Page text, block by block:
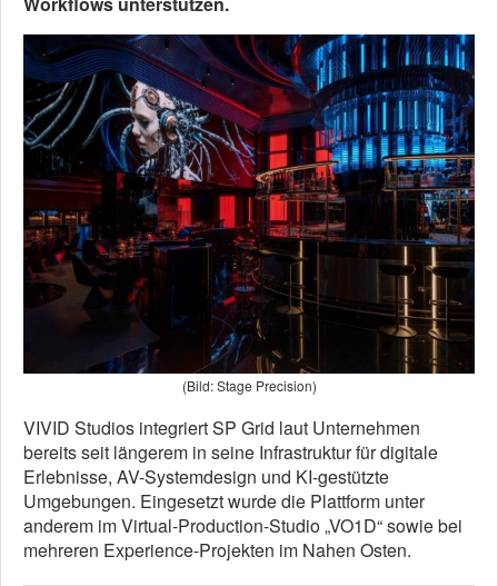
(Bild: Stage Precision)
VIVID Studios integriert SP Grid laut Unternehmen
bereits seit längerem in seine Infrastruktur für digitale
Erlebnisse, AV-Systemdesign und KI-gestützte
Umgebungen. Eingesetzt wurde die Plattform unter
anderem im Virtual-Production-Studio „VO1D“ sowie bei
mehreren Experience-Projekten im Nahen Osten.